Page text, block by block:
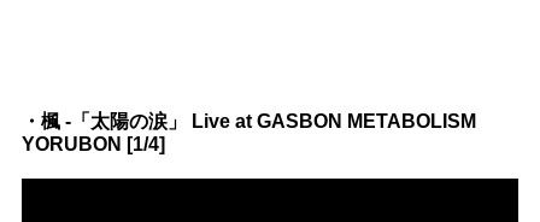
・楓 -「太陽の涙」 Live at GASBON METABOLISM
YORUBON [1/4]